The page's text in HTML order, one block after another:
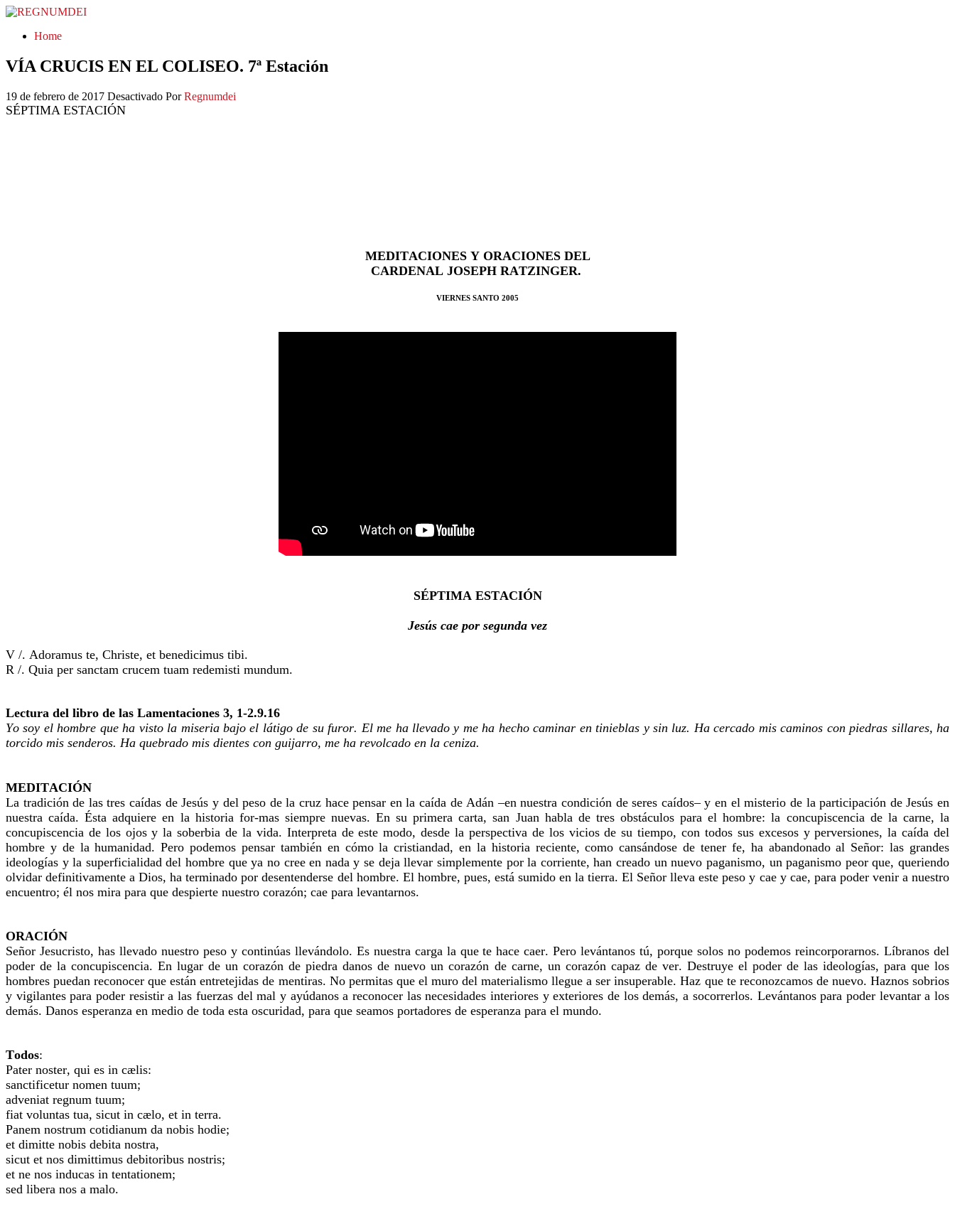
REGNUMDEI
Home
VÍA CRUCIS EN EL COLISEO. 7ª Estación
19 de febrero de 2017 Desactivado Por Regnumdei
SÉPTIMA ESTACIÓN
MEDITACIONES Y ORACIONES DEL
CARDENAL JOSEPH RATZINGER.
VIERNES SANTO 2005
SÉPTIMA ESTACIÓN
Jesús cae por segunda vez
V /. Adoramus te, Christe, et benedicimus tibi.
R /. Quia per sanctam crucem tuam redemisti mundum.
Lectura del libro de las Lamentaciones 3, 1-2.9.16
Yo soy el hombre que ha visto la miseria bajo el látigo de su furor. El me ha llevado y me ha hecho caminar en tinieblas y sin luz. Ha cercado mis caminos con piedras sillares, ha
torcido mis senderos. Ha quebrado mis dientes con guijarro, me ha revolcado en la ceniza.
MEDITACIÓN
La tradición de las tres caídas de Jesús y del peso de la cruz hace pensar en la caída de Adán –en nuestra condición de seres caídos– y en el misterio de la participación de Jesús en
nuestra caída. Ésta adquiere en la historia for-mas siempre nuevas. En su primera carta, san Juan habla de tres obstáculos para el hombre: la concupiscencia de la carne, la
concupiscencia de los ojos y la soberbia de la vida. Interpreta de este modo, desde la perspectiva de los vicios de su tiempo, con todos sus excesos y perversiones, la caída del
hombre y de la humanidad. Pero podemos pensar también en cómo la cristiandad, en la historia reciente, como cansándose de tener fe, ha abandonado al Señor: las grandes
ideologías y la superficialidad del hombre que ya no cree en nada y se deja llevar simplemente por la corriente, han creado un nuevo paganismo, un paganismo peor que, queriendo
olvidar definitivamente a Dios, ha terminado por desentenderse del hombre. El hombre, pues, está sumido en la tierra. El Señor lleva este peso y cae y cae, para poder venir a nuestro
encuentro; él nos mira para que despierte nuestro corazón; cae para levantarnos.
ORACIÓN
Señor Jesucristo, has llevado nuestro peso y continúas llevándolo. Es nuestra carga la que te hace caer. Pero levántanos tú, porque solos no podemos reincorporarnos. Líbranos del
poder de la concupiscencia. En lugar de un corazón de piedra danos de nuevo un corazón de carne, un corazón capaz de ver. Destruye el poder de las ideologías, para que los
hombres puedan reconocer que están entretejidas de mentiras. No permitas que el muro del materialismo llegue a ser insuperable. Haz que te reconozcamos de nuevo. Haznos sobrios
y vigilantes para poder resistir a las fuerzas del mal y ayúdanos a reconocer las necesidades interiores y exteriores de los demás, a socorrerlos. Levántanos para poder levantar a los
demás. Danos esperanza en medio de toda esta oscuridad, para que seamos portadores de esperanza para el mundo.
Todos:
Pater noster, qui es in cælis:
sanctificetur nomen tuum;
adveniat regnum tuum;
fiat voluntas tua, sicut in cælo, et in terra.
Panem nostrum cotidianum da nobis hodie;
et dimitte nobis debita nostra,
sicut et nos dimittimus debitoribus nostris;
et ne nos inducas in tentationem;
sed libera nos a malo.